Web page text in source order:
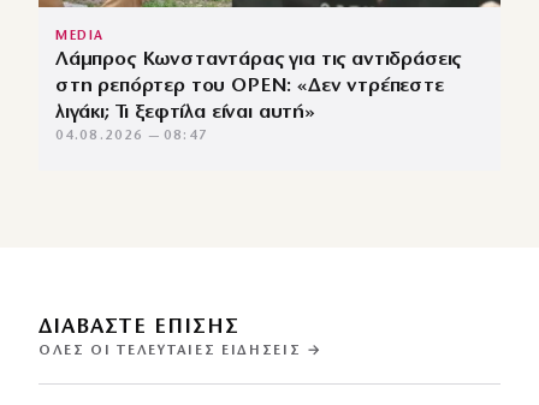
MEDIA
Λάμπρος Κωνσταντάρας για τις αντιδράσεις
στη ρεπόρτερ του OPEN: «Δεν ντρέπεστε
λιγάκι; Τι ξεφτίλα είναι αυτή»
04.08.2026 — 08:47
ΔΙΑΒΑΣΤΕ ΕΠΙΣΗΣ
ΌΛΕΣ ΟΙ ΤΕΛΕΥΤΑΊΕΣ ΕΙΔΉΣΕΙΣ →